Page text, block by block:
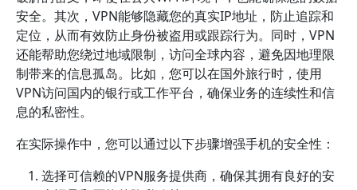
安全。其次，VPN能够隐藏您的真实IP地址，防止追踪和
定位，从而有效防止身份被盗用或跟踪行为。同时，VPN
还能帮助您绕过地域限制，访问全球内容，避免因地理限
制带来的信息孤岛。比如，您可以在国外旅行时，使用
VPN访问国内的银行或工作平台，确保业务的连续性和信
息的私密性。
在实际操作中，您可以通过以下步骤增强手机的安全性：
选择可信赖的VPN服务提供商，确保其拥有良好的安